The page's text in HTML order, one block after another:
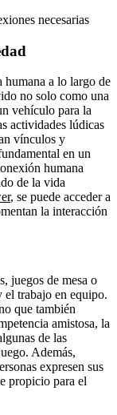
necesarias
humana a lo largo de
no solo como una
vehículo para la
actividades lúdicas
vínculos y
en un
humana
de la vida
, se puede acceder a
la interacción
juegos de mesa o
trabajo en equipo.
que también
amistosa, la
de las
Además,
expresen sus
propicio para el